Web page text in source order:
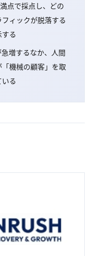
点で採点し、どの
ィックが脱落する
る
増するなか、人間
機械の顧客」を取
る